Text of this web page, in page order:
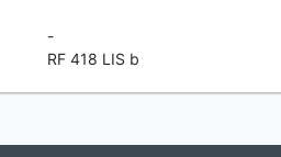
-
RF 418 LIS b